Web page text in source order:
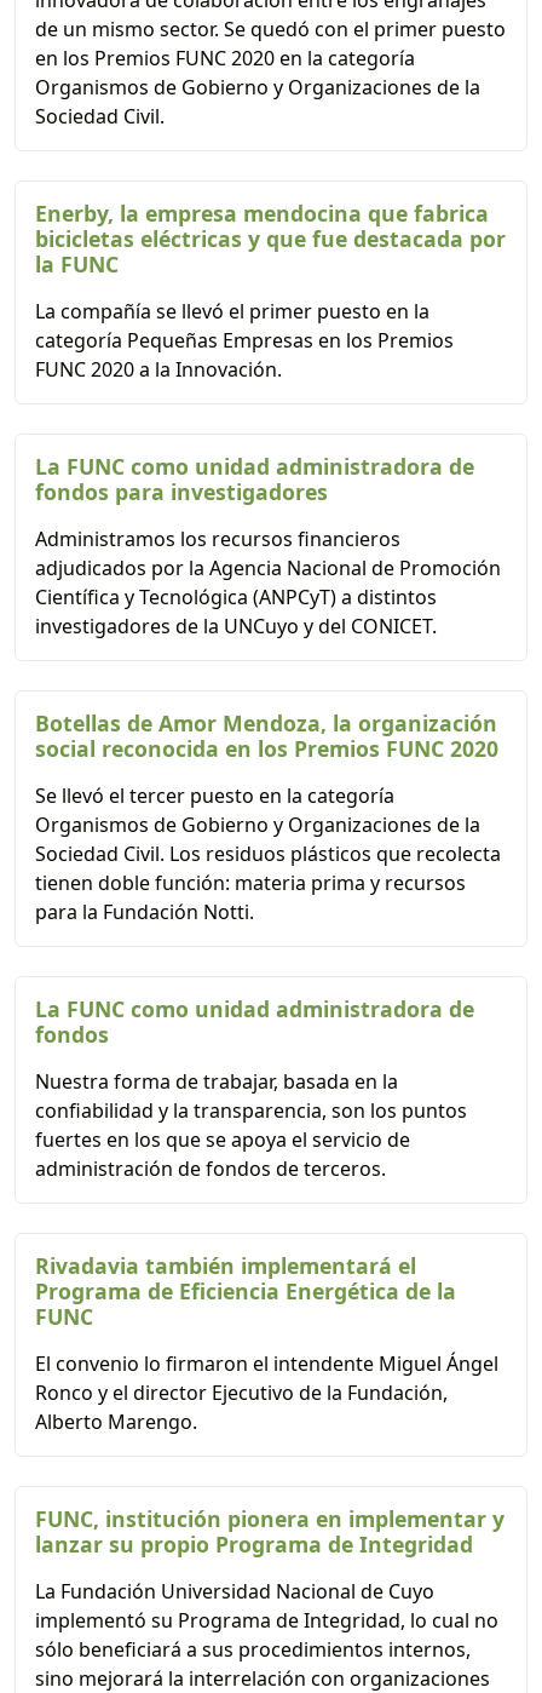
de un mismo sector. Se quedó con el primer puesto
en los Premios FUNC 2020 en la categoría
Organismos de Gobierno y Organizaciones de la
Sociedad Civil.
Enerby, la empresa mendocina que fabrica
bicicletas eléctricas y que fue destacada por
la FUNC
La compañía se llevó el primer puesto en la
categoría Pequeñas Empresas en los Premios
FUNC 2020 a la Innovación.
La FUNC como unidad administradora de
fondos para investigadores
Administramos los recursos financieros
adjudicados por la Agencia Nacional de Promoción
Científica y Tecnológica (ANPCyT) a distintos
investigadores de la UNCuyo y del CONICET.
Botellas de Amor Mendoza, la organización
social reconocida en los Premios FUNC 2020
Se llevó el tercer puesto en la categoría
Organismos de Gobierno y Organizaciones de la
Sociedad Civil. Los residuos plásticos que recolecta
tienen doble función: materia prima y recursos
para la Fundación Notti.
La FUNC como unidad administradora de
fondos
Nuestra forma de trabajar, basada en la
confiabilidad y la transparencia, son los puntos
fuertes en los que se apoya el servicio de
administración de fondos de terceros.
Rivadavia también implementará el
Programa de Eficiencia Energética de la
FUNC
El convenio lo firmaron el intendente Miguel Ángel
Ronco y el director Ejecutivo de la Fundación,
Alberto Marengo.
FUNC, institución pionera en implementar y
lanzar su propio Programa de Integridad
La Fundación Universidad Nacional de Cuyo
implementó su Programa de Integridad, lo cual no
sólo beneficiará a sus procedimientos internos,
sino mejorará la interrelación con organizaciones